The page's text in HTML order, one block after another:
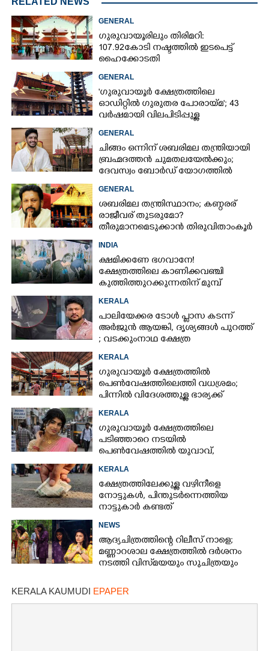
GENERAL
ഗുരുവായൂരിലും തിരിമറി:
107.92 കോടി നഷ്ടത്തിൽ ഇടപെട്ട്
ഹൈക്കോടതി
GENERAL
'ഗുരുവായൂർ ക്ഷേത്രത്തിലെ
ഓഡിറ്റിൽ ഗുരുതര പോരായ്മ'; 43
വർഷമായി വിലപിടിപ്പുള്ള
നടത്തിയിട്ടില്ലെന്ന് ഹൈക്കോടതി
GENERAL
ചിങ്ങം ഒന്നിന് ശബരിമല തന്ത്രിയായി
ബ്രഹ്മദത്തൻ ചുമതലയേൽക്കും;
ദേവസ്വം ബോർഡ് യോഗത്തിൽ
GENERAL
ശബരിമല തന്ത്രിസ്ഥാനം; കണ്ഠരര്
രാജീവര് തുടരുമോ?
തീരുമാനമെടുക്കാൻ തിരുവിതാംകൂർ
INDIA
ക്ഷമിക്കണേ ഭഗവാനേ!
ക്ഷേത്രത്തിലെ കാണിക്കവഞ്ചി
കുത്തിത്തുറക്കുന്നതിന് മുമ്പ്
KERALA
പാലിയേക്കര ടോൾ പ്ലാസ കടന്ന്
അർജുൻ ആയങ്കി,​ ദൃശ്യങ്ങൾ പുറത്ത്
; വടക്കുംനാഥ ക്ഷേത്ര
പോസ്റ്റ്
KERALA
ഗുരുവായൂർ ക്ഷേത്രത്തിൽ
പെൺവേഷത്തിലെത്തി വധശ്രമം;
പിന്നിൽ വിദേശത്തുള്ള ഭാര്യക്ക്
KERALA
ഗുരുവായൂർ ക്ഷേത്രത്തിലെ
പടിഞ്ഞാറെ നടയിൽ
പെൺവേഷത്തിൽ യുവാവ്,​
തെളിഞ്ഞത് വൻഗൂഢാലോചന
KERALA
ക്ഷേത്രത്തിലേക്കുള്ള വഴിനീളെ
നോട്ടുകൾ,​ പിന്തുടർന്നെത്തിയ
നാട്ടുകാർ കണ്ടത്
NEWS
ആദ്യചിത്രത്തിന്റെ റിലീസ് നാളെ;
മണ്ണാറശാല ക്ഷേത്രത്തിൽ ദർശനം
നടത്തി വിസ്‌മയയും സുചിത്രയും
KERALA KAUMUDI EPAPER